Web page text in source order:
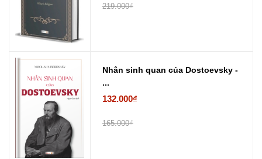
219.000₫
Nhân sinh quan của Dostoevsky -
...
132.000₫
165.000₫